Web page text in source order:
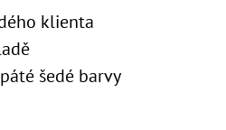
klienta
šedé barvy